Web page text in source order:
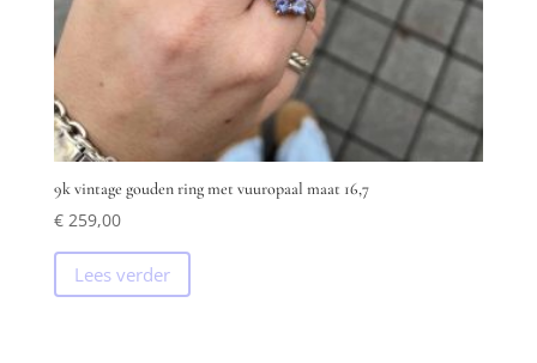
9k vintage gouden ring met vuuropaal maat 16,7
€259,00
Lees verder